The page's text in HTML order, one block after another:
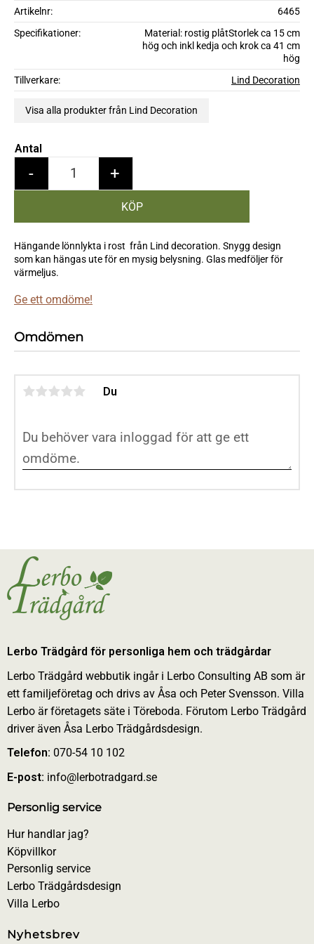
Antal
+
-
Hängande lönnlykta i rost från Lind decoration. Snygg design
som kan hängas ute för en mysig belysning. Glas medföljer för
värmeljus.
Artikelnr
6465
Specifikationer
Material: rostig plåtStorlek ca 15 cm
hög och inkl kedja och krok ca 41 cm
hög
Tillverkare
Lind Decoration
Visa alla produkter från Lind Decoration
Ge ett omdöme!
Omdömen
Du
Lerbo Trädgård för personliga hem och trädgårdar
Lerbo Trädgård webbutik ingår i Lerbo Consulting AB som är
ett familjeföretag och drivs av Åsa och Peter Svensson. Villa
Lerbo är företagets säte i Töreboda. Förutom Lerbo Trädgård
driver även Åsa Lerbo Trädgårdsdesign.
Telefon: 070-54 10 102
E-post: info@lerbotradgard.se
Personlig service
Hur handlar jag?
Köpvillkor
Personlig service
Lerbo Trädgårdsdesign
Villa Lerbo
Nyhetsbrev